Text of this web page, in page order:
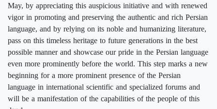
May, by appreciating this auspicious initiative and with renewed
vigor in promoting and preserving the authentic and rich Persian
language, and by relying on its noble and humanizing literature,
pass on this timeless heritage to future generations in the best
possible manner and showcase our pride in the Persian language
even more prominently before the world. This step marks a new
beginning for a more prominent presence of the Persian
language in international scientific and specialized forums and
will be a manifestation of the capabilities of the people of this